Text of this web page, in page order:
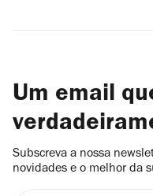
Um email
Subscreva a nossa
novidades e o melhor da